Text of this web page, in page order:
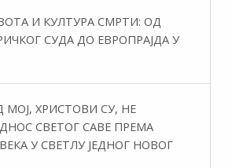
И КУЛТУРА СМРТИ: ОД
СУДА ДО ЕВРОПРАЈДА У
МОЈ, ХРИСТОВИ СУ, НЕ
СВЕТОГ САВЕ ПРЕМА
У СВЕТЛУ ЈЕДНОГ НОВОГ